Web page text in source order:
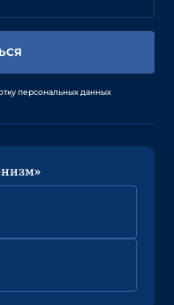
персональных данных